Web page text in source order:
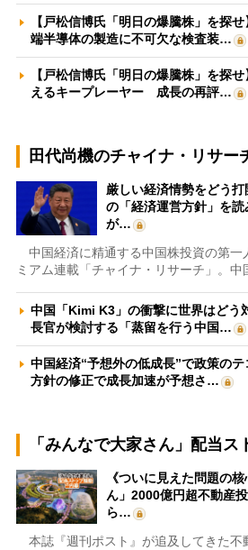
【戸松信博氏「明日の爆騰株」を探
端半導体の製造に不可欠な検査装…
【戸松信博氏「明日の爆騰株」を探
えるキープレーヤー 成長の再評…
田代尚機のチャイナ・リサー
厳しい経済情勢をどう
の「経済運営方針」を
が…
中国経済に精通する中国株投資の第一
ミアム連載「チャイナ・リサーチ」。
中国「Kimi K3」の衝撃に世界はど
長官が検討する「蒸留を行う中国…
中国経済“予想外の低成長”で政策の
方針の修正で成長加速が予想さ…
「みんなで大家さん」配当
《ついに見えた問題の
ん」2000億円超不動産
ら…
本誌『週刊ポスト』が追及してきた不